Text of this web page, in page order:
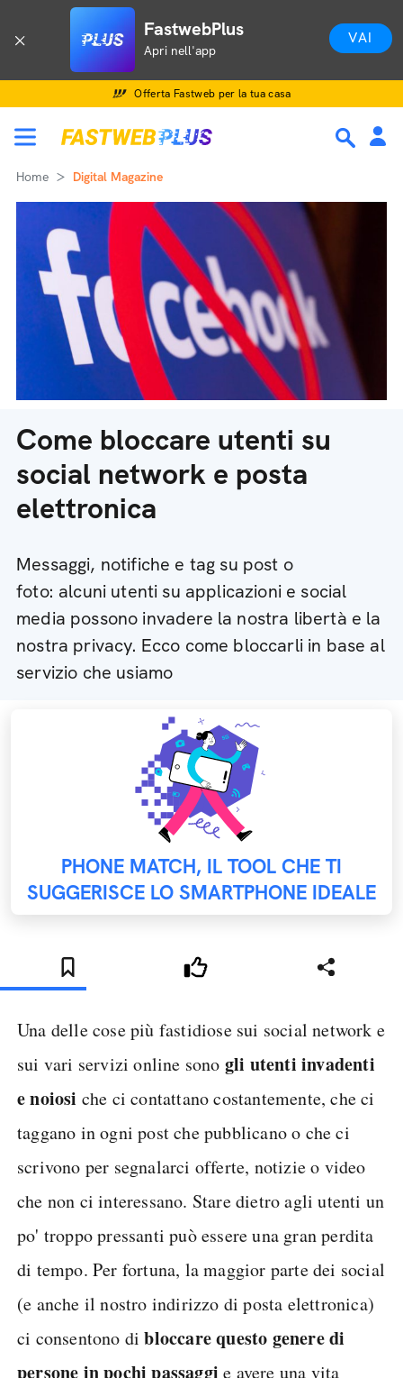
FastwebPlus
Apri nell'app
VAI
Offerta Fastweb per la tua casa
Home Digital Magazine
Come bloccare utenti su
social network e posta
elettronica
Messaggi, notifiche e tag su post o
foto: alcuni utenti su applicazioni e social
media possono invadere la nostra libertà e la
nostra privacy. Ecco come bloccarli in base al
servizio che usiamo
PHONE MATCH, IL TOOL CHE TI
SUGGERISCE LO SMARTPHONE IDEALE
Una delle cose più fastidiose sui social network e
sui vari servizi online sono gli utenti invadenti
e noiosi che ci contattano costantemente, che ci
taggano in ogni post che pubblicano o che ci
scrivono per segnalarci offerte, notizie o video
che non ci interessano. Stare dietro agli utenti un
po' troppo pressanti può essere una gran perdita
di tempo. Per fortuna, la maggior parte dei social
(e anche il nostro indirizzo di posta elettronica)
ci consentono dibloccare questo genere di
persone in pochi passaggi e avere una vita